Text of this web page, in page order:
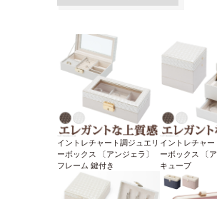
イントレチャート調ジュエリ
ーボックス 〔アンジェラ〕
フレーム 鍵付き
イントレチャー
ーボックス 〔ア
キューブ